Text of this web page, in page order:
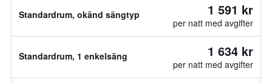
Standardrum, okänd sängtyp 1 591 kr
per natt med avgifter
Standardrum, 1 enkelsäng 1 634 kr
per natt med avgifter